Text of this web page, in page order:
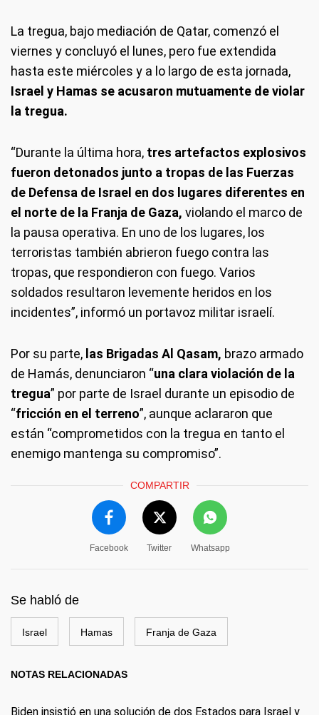
La tregua, bajo mediación de Qatar, comenzó el
viernes y concluyó el lunes, pero fue extendida
hasta este miércoles y a lo largo de esta jornada,
Israel y Hamas se acusaron mutuamente de violar
la tregua.
“Durante la última hora, tres artefactos explosivos
fueron detonados junto a tropas de las Fuerzas
de Defensa de Israel en dos lugares diferentes en
el norte de la Franja de Gaza, violando el marco de
la pausa operativa. En uno de los lugares, los
terroristas también abrieron fuego contra las
tropas, que respondieron con fuego. Varios
soldados resultaron levemente heridos en los
incidentes”, informó un portavoz militar israelí.
Por su parte, las Brigadas Al Qasam, brazo armado
de Hamás, denunciaron “una clara violación de la
tregua” por parte de Israel durante un episodio de
“fricción en el terreno”, aunque aclararon que
están “comprometidos con la tregua en tanto el
enemigo mantenga su compromiso”.
COMPARTIR
Facebook Twitter Whatsapp
Se habló de
Israel Hamas Franja de Gaza
NOTAS RELACIONADAS
Biden insistió en una solución de dos Estados para Israel y